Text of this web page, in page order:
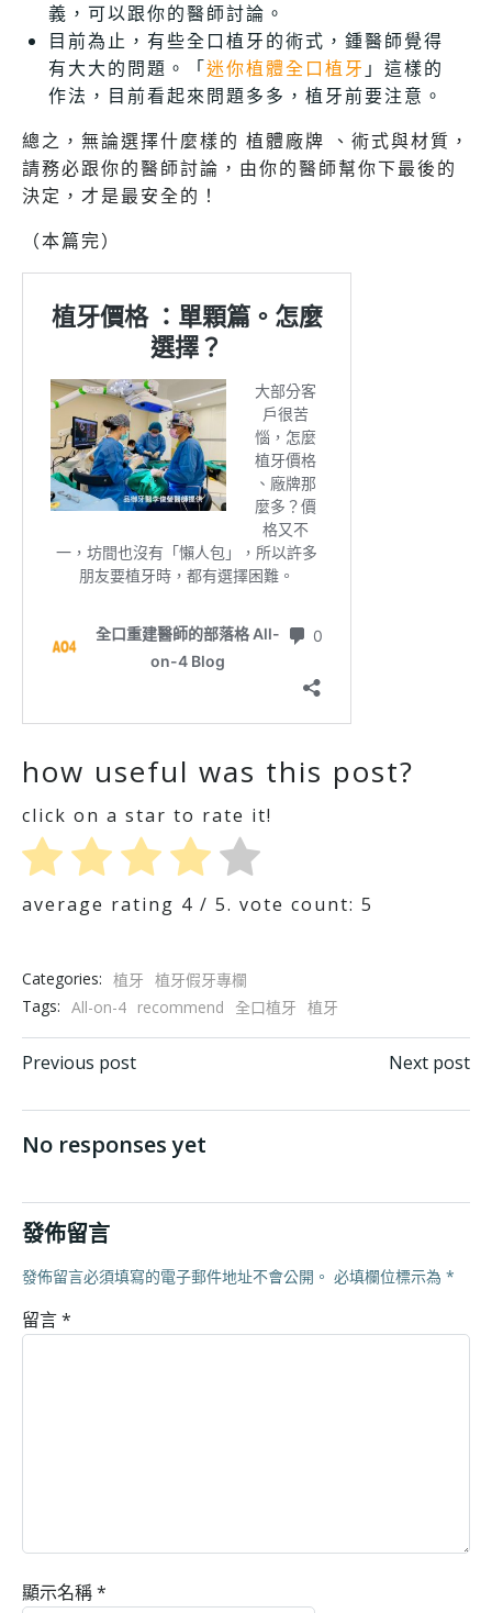
義，可以跟你的醫師討論。
目前為止，有些全口植牙的術式，鍾醫師覺得
有大大的問題。「迷你植體全口植牙 」這樣的
作法，目前看起來問題多多，植牙前要注意。
總之，無論選擇什麼樣的 植體廠牌 、術式與材質，
請務必跟你的醫師討論，由你的醫師幫你下最後的
決定，才是最安全的！
（本篇完）
how useful was this post?
click on a star to rate it!
average rating 4 / 5. vote count: 5
Categories: 植牙 植牙假牙專欄
Tags: All-on-4 recommend 全口植牙 植牙
Previous post Next post
No responses yet
發佈留言
發佈留言必須填寫的電子郵件地址不會公開。 必填欄位標示為 *
留言*
顯示名稱*